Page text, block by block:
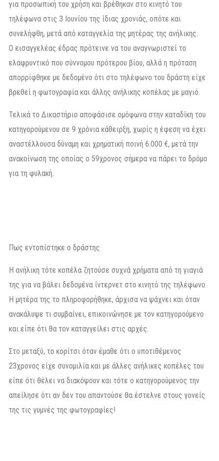
για προσωπική του χρήση και βρέθηκαν στο κινητό του
τηλέφωνα στις 3 Ιουνίου της ίδιας χρονιάς, οπότε και
συνελήφθη, μετά από καταγγελία της μητέρας της ανήλικης.
Ο εισαγγελέας έδρας πρότεινε να του αναγνωριστεί το
ελαφρυντικό που σύννομου πρότερου βίου, αλλά η πρόταση
απορρίφθηκε με δεδομένο ότι στο τηλέφωνο του δράστη είχε
βρεθεί η φωτογραφία και άλλης ανήλικης κοπέλας με μαγιό.
Τελικά το Δικαστήριο αποφάσισε ομόφωνα στην καταδίκη του
κατηγορούμενου σε 9 χρόνια κάθειρξη, χωρίς η έφεση να έχει
αναστέλλουσα δύναμη και χρηματική ποινή 6.000 €, μετά την
ανακοίνωση της οποίας ο 59χρονος σήμερα να πάρει το δρόμο
για τη φυλακή.
Πως εντοπίστηκε ο δράστης
Η ανήλικη τότε κοπέλα ζητούσε συχνά χρήματα από τη γιαγιά
της για να βάλει δεδομένα ίντερνετ στο κινητό της τηλέφωνο.
Η μητέρα της το πληροφορήθηκε, άρχισα να ψάχνει και όταν
ανακάλυψε τι συμβαίνει, επικοινώνησε με τον κατηγορούμενο
και είπε ότι θα τον καταγγείλει στις αρχές.
Στο μεταξύ, το κορίτσι όταν έμαθε ότι ο υποτιθέμενος
23χρονος είχε συνομιλία και με άλλες ανήλικες κοπέλες του
είπε ότι θέλει να διακόψουν και τότε ο κατηγορούμενος την
απείλησε ότι αν δεν του απαντούσε θα έστελνε στους γονείς
της τις γυμνές της φωτογραφίες!